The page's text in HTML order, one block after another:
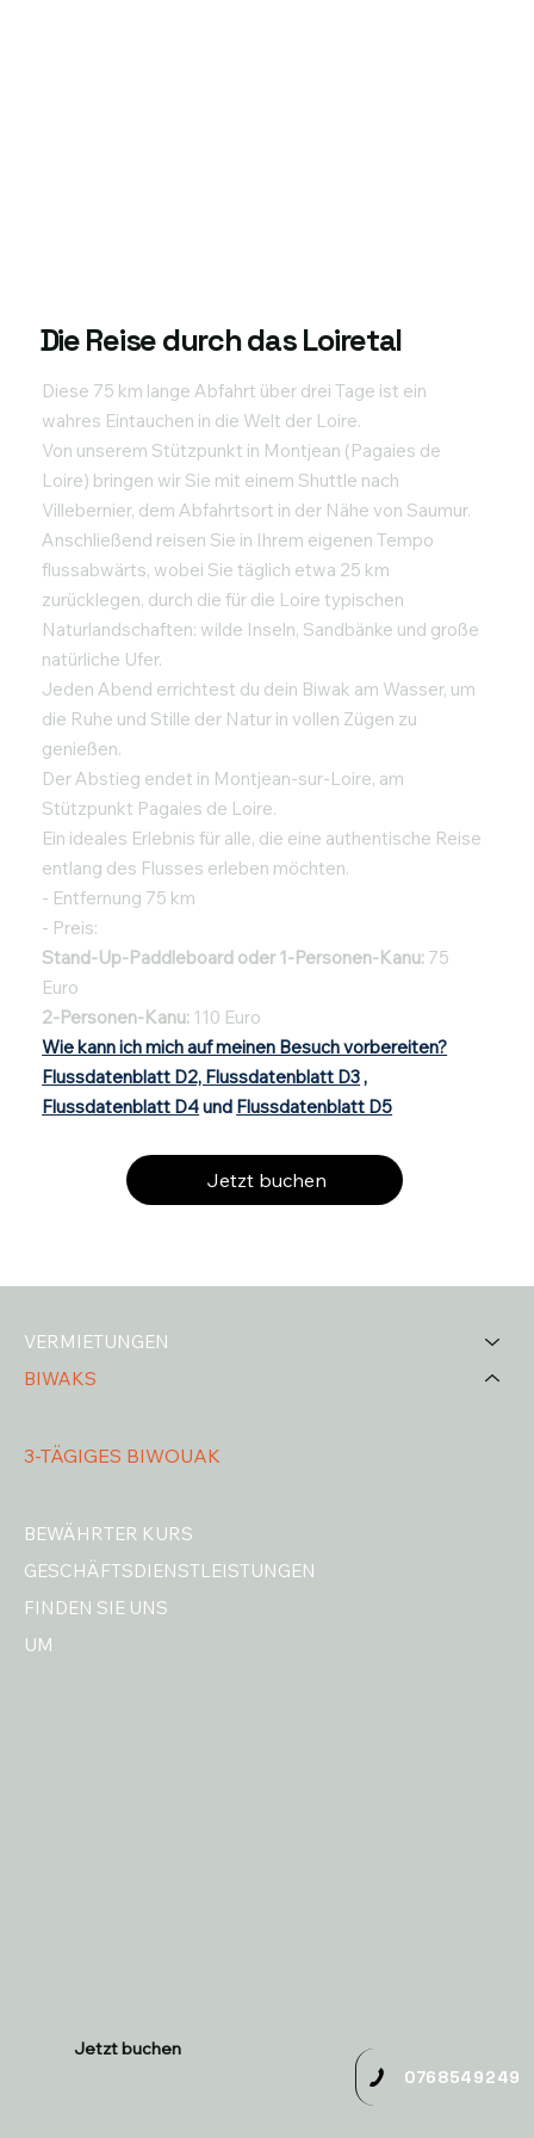
Die Reise durch das Loiretal
Diese 75 km lange Abfahrt über drei Tage ist ein
wahres Eintauchen in die Welt der Loire.
Von unserem Stützpunkt in Montjean (Pagaies de
Loire) bringen wir Sie mit einem Shuttle nach
Villebernier, dem Abfahrtsort in der Nähe von Saumur.
Anschließend reisen Sie in Ihrem eigenen Tempo
flussabwärts, wobei Sie täglich etwa 25 km
zurücklegen, durch die für die Loire typischen
Naturlandschaften: wilde Inseln, Sandbänke und große
natürliche Ufer.
Jeden Abend errichtest du dein Biwak am Wasser, um
die Ruhe und Stille der Natur in vollen Zügen zu
genießen.
Der Abstieg endet in Montjean-sur-Loire, am
Stützpunkt Pagaies de Loire.
Ein ideales Erlebnis für alle, die eine authentische Reise
entlang des Flusses erleben möchten.
- Entfernung 75 km
- Preis:
Stand-Up-Paddleboard oder 1-Personen-Kanu: 75
Euro
2-Personen-Kanu: 110 Euro
Wie kann ich mich auf meinen Besuch vorbereiten?
Flussdatenblatt D2, Flussdatenblatt D3,
Flussdatenblatt D4und Flussdatenblatt D5
Jetzt buchen
VERMIETUNGEN
BIWAKS
3-TÄGIGES BIWOUAK
BEWÄHRTER KURS
GESCHÄFTSDIENSTLEISTUNGEN
FINDEN SIE UNS
UM
Jetzt buchen
0768549249